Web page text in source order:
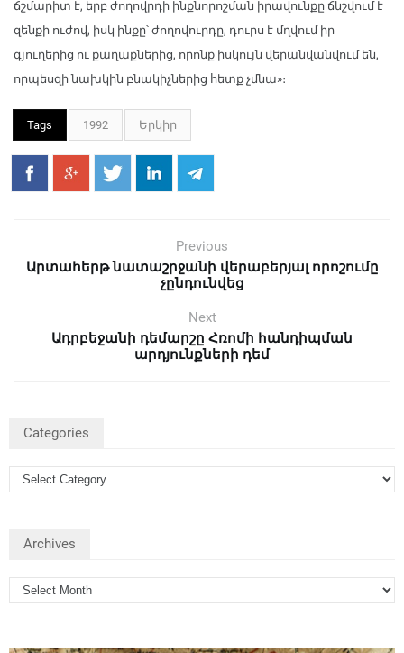
ճշմարիտ է, երբ ժողովրդի ինքնորոշման իրավունքը ճնշվում է
զենքի ուժով, իսկ ինքը՝ ժողովուրդը, դուրս է մղվում իր
գյուղերից ու քաղաքներից, որոնք իսկույն վերանվանվում են,
որպեսզի նախկին բնակիչներից հետք չմնա»։
Tags 1992 Երկիր
Previous
Արտահերթ նատաշրջանի վերաբերյալ որոշումը
չընդունվեց
Next
Ադրբեջանի դեմարշը Հռոմի հանդիպման
արդյունքների դեմ
Categories
Archives